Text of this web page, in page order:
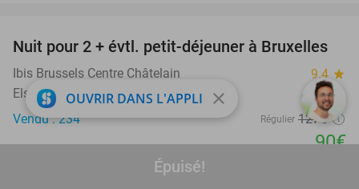
Épuisé!
29%
Nuit pour 2 + évtl. petit-déjeuner à Bruxelles
Ibis Brussels Centre Châtelain 9.4 star
Elsene
Vendu : 234
Régulier 127€
90€
Hors taxe de séjour d'environ 5,60€ p.p.p.n.
OUVRIR DANS L'APPLI close